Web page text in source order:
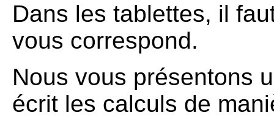
Dans les tablettes, il
vous correspond.
Nous vous présentons
écrit les calculs de